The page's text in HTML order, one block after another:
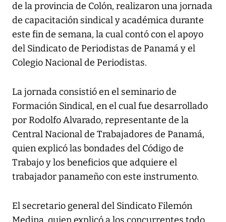
de la provincia de Colón, realizaron una jornada
de capacitación sindical y académica durante
este fin de semana, la cual contó con el apoyo
del Sindicato de Periodistas de Panamá y el
Colegio Nacional de Periodistas.
La jornada consistió en el seminario de
Formación Sindical, en el cual fue desarrollado
por Rodolfo Alvarado, representante de la
Central Nacional de Trabajadores de Panamá,
quien explicó las bondades del Código de
Trabajo y los beneficios que adquiere el
trabajador panameño con este instrumento.
El secretario general del Sindicato Filemón